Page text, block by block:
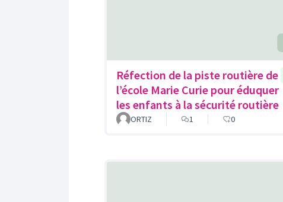
Réfection de la piste routière de
l’école Marie Curie pour éduquer
les enfants à la sécurité routière
ORTIZ 1 0